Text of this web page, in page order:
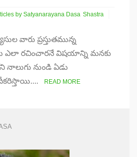
by Satyanarayana Dasa Shastra
ప్రస్తుతమున్న
ఎలా రచించారనే విషయాన్ని మనకు
నుండి ఏడు
READ MORE